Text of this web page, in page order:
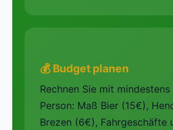
💰 Budget planen
Rechnen Sie mit
Person: Maß Bier (15€),
Brezen (6€), Fahrgeschäfte